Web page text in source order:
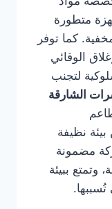
متطورة
كما توفر
الوقائي
لتجنب
الشارقة
نظيفة
مضمونة
وتمتع ببيئة